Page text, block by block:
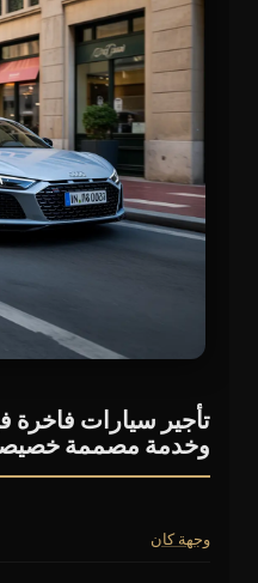
تأجير سيارات
وخدمة مصممة
وجهة كان